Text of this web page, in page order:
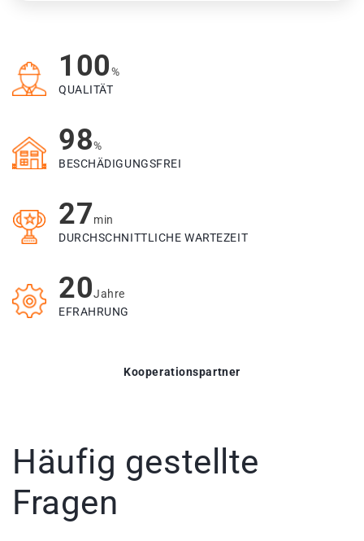
100%
QUALITÄT
98%
BESCHÄDIGUNGSFREI
27min
DURCHSCHNITTLICHE WARTEZEIT
20Jahre
EFRAHRUNG
Kooperationspartner
Häufig gestellte
Fragen